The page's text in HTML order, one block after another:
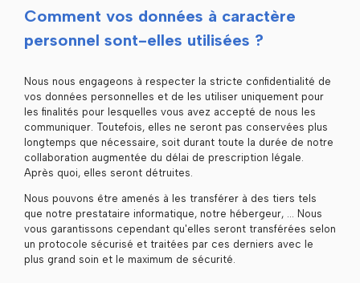
Comment vos données à caractère
personnel sont-elles utilisées ?
Nous nous engageons à respecter la stricte confidentialité de
vos données personnelles et de les utiliser uniquement pour
les finalités pour lesquelles vous avez accepté de nous les
communiquer. Toutefois, elles ne seront pas conservées plus
longtemps que nécessaire, soit durant toute la durée de notre
collaboration augmentée du délai de prescription légale.
Après quoi, elles seront détruites.
Nous pouvons être amenés à les transférer à des tiers tels
que notre prestataire informatique, notre hébergeur, … Nous
vous garantissons cependant qu'elles seront transférées selon
un protocole sécurisé et traitées par ces derniers avec le
plus grand soin et le maximum de sécurité.